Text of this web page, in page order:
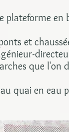
plateforme
et
que l'on
quai en